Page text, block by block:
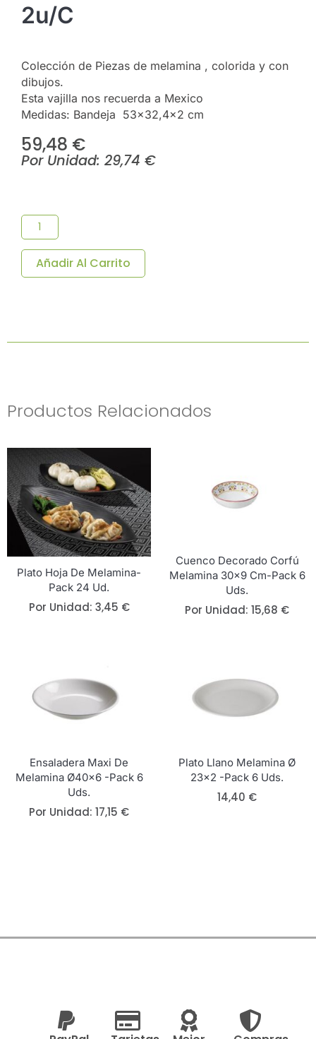
2u/c
Colección de Piezas de melamina , colorida y con
dibujos.
Esta vajilla nos recuerda a Mexico
Medidas: Bandeja 53×32,4×2 cm
59,48 €
Por Unidad: 29,74 €
RAJPUT
53X32.5X2CM-
Pack
2u/c
Cantidad
Añadir Al Carrito
Productos Relacionados
Plato Hoja De Melamina-
Pack 24 Ud.
Por Unidad: 3,45 €
Cuenco Decorado Corfú
Melamina 30×9 Cm-Pack 6
Uds.
Por Unidad: 15,68 €
Ensaladera Maxi De
Melamina Ø40×6 -Pack 6
Uds.
Por Unidad: 17,15 €
Plato Llano Melamina Ø
23×2 -Pack 6 Uds.
14,40 €